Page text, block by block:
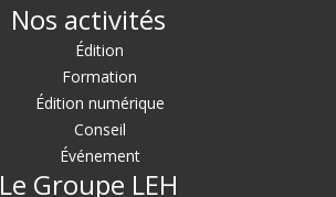
Nos activités
Édition
Formation
Édition numérique
Conseil
Événement
Le Groupe LEH